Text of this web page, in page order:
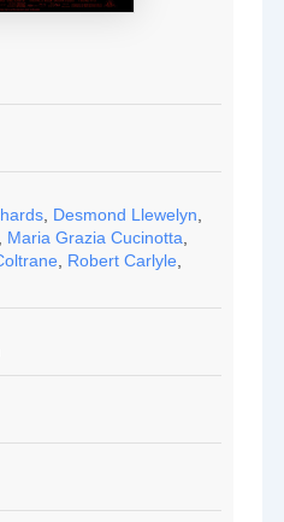
Desmond Llewelyn
Maria Grazia Cucinotta
Robert Carlyle